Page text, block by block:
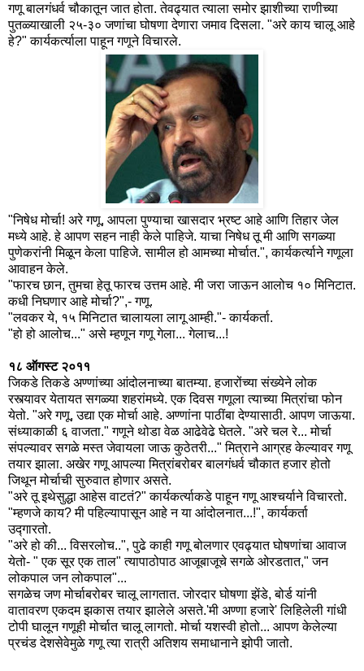
गणू बालगंधर्व चौकातून जात होता. तेवढ्यात त्याला समोर झाशीच्या राणीच्या
पुतळ्याखाली २५-३० जणांचा घोषणा देणारा जमाव दिसला. "अरे काय चालू आहे
हे?" कार्यकर्त्याला पाहून गणूने विचारले.
"निषेध मोर्चा! अरे गणू, आपला पुण्याचा खासदार भ्रष्ट आहे आणि तिहार जेल
मध्ये आहे. हे आपण सहन नाही केले पाहिजे. याचा निषेध तू मी आणि सगळ्या
पुणेकरांनी मिळून केला पाहिजे. सामील हो आमच्या मोर्चात.", कार्यकर्त्याने गणूला
आवाहन केले.
"फारच छान, तुमचा हेतू फारच उत्तम आहे. मी जरा जाऊन आलोच १० मिनिटात.
कधी निघणार आहे मोर्चा?",- गणू.
"लवकर ये, १५ मिनिटात चालायला लागू आम्ही."- कार्यकर्ता.
"हो हो आलोच..." असे म्हणून गणू गेला... गेलाच...!
१८ ऑगस्ट २०११
जिकडे तिकडे अण्णांच्या आंदोलनाच्या बातम्या. हजारोंच्या संख्येने लोक
रस्त्यावर येतायत सगळ्या शहरांमध्ये. एक दिवस गणूला त्याच्या मित्रांचा फोन
येतो. "अरे गणू, उद्या एक मोर्चा आहे. अण्णांना पाठींबा देण्यासाठी. आपण जाऊया.
संध्याकाळी ६ वाजता." गणूने थोडा वेळ आढेवेढे घेतले. "अरे चल रे... मोर्चा
संपल्यावर सगळे मस्त जेवायला जाऊ कुठेतरी..." मित्राने आग्रह केल्यावर गणू
तयार झाला. अखेर गणू आपल्या मित्रांबरोबर बालगंधर्व चौकात हजार होतो
जिथून मोर्चाची सुरुवात होणार असते.
"अरे तू इथेसुद्धा आहेस वाटतं?" कार्यकर्त्याकडे पाहून गणू आश्चर्याने विचारतो.
"म्हणजे काय? मी पहिल्यापासून आहे न या आंदोलनात...!", कार्यकर्ता
उद्गारतो.
"अरे हो की... विसरलोच..", पुढे काही गणू बोलणार एवढ्यात घोषणांचा आवाज
येतो- " एक सूर एक ताल" त्यापाठोपाठ आजूबाजूचे सगळे ओरडतात," जन
लोकपाल जन लोकपाल"...
सगळेच जण मोर्चाबरोबर चालू लागतात. जोरदार घोषणा झेंडे, बोर्ड यांनी
वातावरण एकदम झकास तयार झालेले असते.'मी अण्णा हजारे' लिहिलेली गांधी
टोपी घालून गणूही मोर्चात चालू लागतो. मोर्चा यशस्वी होतो... आपण केलेल्या
प्रचंड देशसेवेमुळे गणू त्या रात्री अतिशय समाधानाने झोपी जातो.